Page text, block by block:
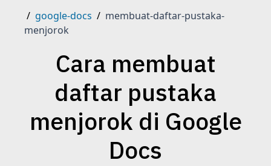
/ google-docs / membuat-daftar-pustaka-
menjorok
Cara membuat
daftar pustaka
menjorok di Google
Docs